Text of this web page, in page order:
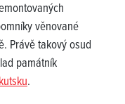
věnované
Právě takový osud
památník
.